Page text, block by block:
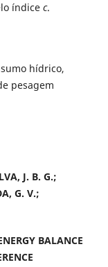
índice c.
hídrico,
pesagem
J. B. G.;
G. V.;
BALANCE